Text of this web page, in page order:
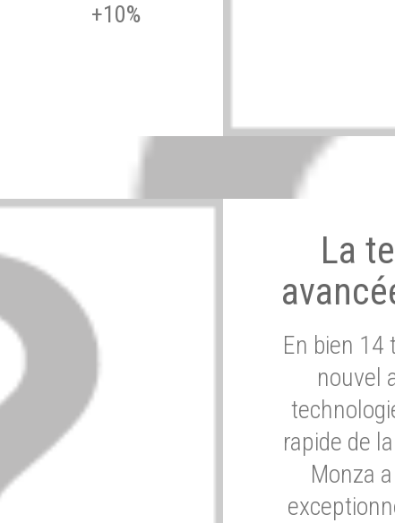
+10%
La
En bien 14
nouvel
rapide de
Monza